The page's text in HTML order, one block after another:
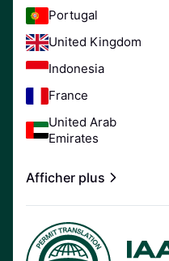
Portugal
United Kingdom
Indonesia
France
United Arab
Emirates
Afficher plus